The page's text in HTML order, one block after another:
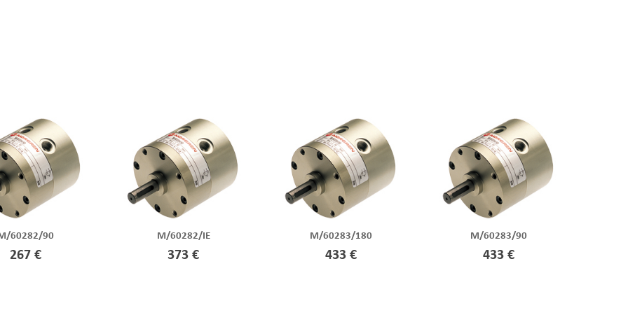
60282/90
267 €
M/60282/IE
373 €
M/60283/180
433 €
M/60283/90
433 €